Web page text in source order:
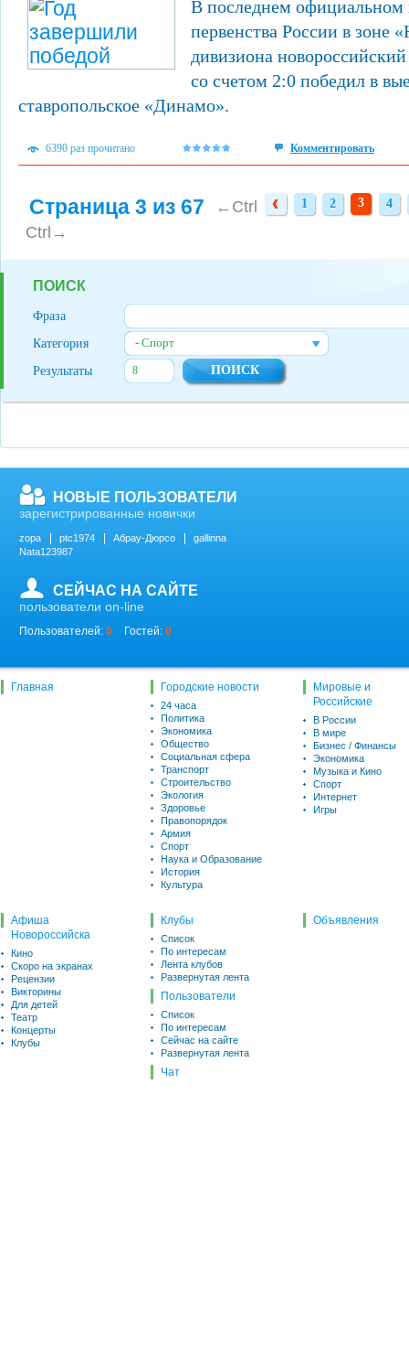
В последнем официальном
первенства России в зоне
дивизиона
со счетом 2:0 победил в
ставропольское «Динамо».
6390 раз прочитано Комментировать
Страница 3 из 67 ←Ctrl 1
1 2
2 3 4
4
Ctrl→
ПОИСК
Фраза
Категория
- Спорт
Результаты
НОВЫЕ ПОЛЬЗОВАТЕЛИ
зарегистрированные новички
zopa ptc1974 Абрау-Дюрсо
gallinna
Nata123987
СЕЙЧАС НА САЙТЕ
пользователи on-line
Пользователей: 0 Гостей: 0
Главная Городские новости
24 часа
Политика
Экономика
Общество
Социальная сфера
Транспорт
Строительство
Экология
Здоровье
Правопорядок
Армия
Спорт
Наука и Образование
История
Культура
Мировые и
Российские
В России
В мире
Бизнес / Финансы
Экономика
Музыка и Кино
Спорт
Интернет
Игры
Афиша
Новороссийска
Кино
Скоро на экранах
Рецензии
Викторины
Для детей
Театр
Концерты
Клубы
Клубы
Список
По интересам
Лента клубов
Развернутая лента
Пользователи
Список
По интересам
Сейчас на сайте
Развернутая лента
Чат
Объявления